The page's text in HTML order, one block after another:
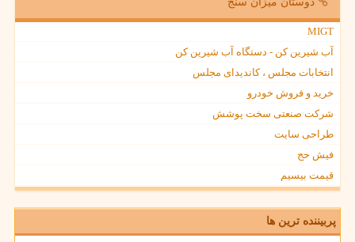
MIGT
آب شیرین کن - دستگاه آب شیرین کن
انتخابات مجلس ، کاندیدای مجلس
خرید و فروش خودرو
شرکت صنعتی سخت پوشش
طراحی سایت
فیش حج
قیمت بیسیم
پربیننده ترین ها